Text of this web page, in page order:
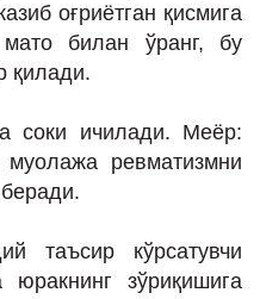
оғриётган қисмига
билан ўранг, бу
қилади.
соки ичилади. Меёр:
ревматизмни
таъсир кўрсатувчи
зўриқишига